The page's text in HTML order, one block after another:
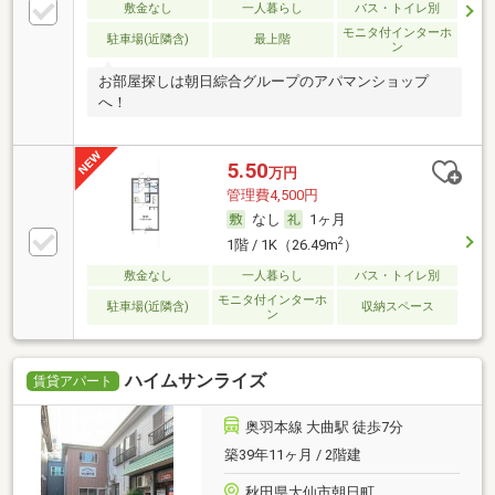
敷金なし 一人暮らし バス・トイレ別
駐車場(近隣含) 最上階
モニタ付インターホ
ン
お部屋探しは朝日綜合グループのアパマンショップ
へ！
5.50万円
管理費4,500円
なし
1ヶ月
1階 / 1K（26.49m2）
敷金なし 一人暮らし バス・トイレ別
駐車場(近隣含)
モニタ付インターホ
ン
収納スペース
賃貸アパート ハイムサンライズ
奥羽本線 大曲駅 徒歩7分
築39年11ヶ月 / 2階建